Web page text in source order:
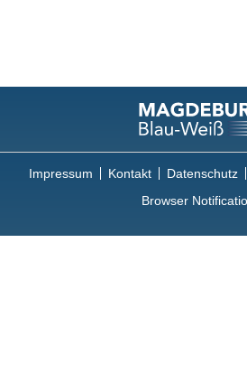
Impressum Kontakt Datenschutz
Browser